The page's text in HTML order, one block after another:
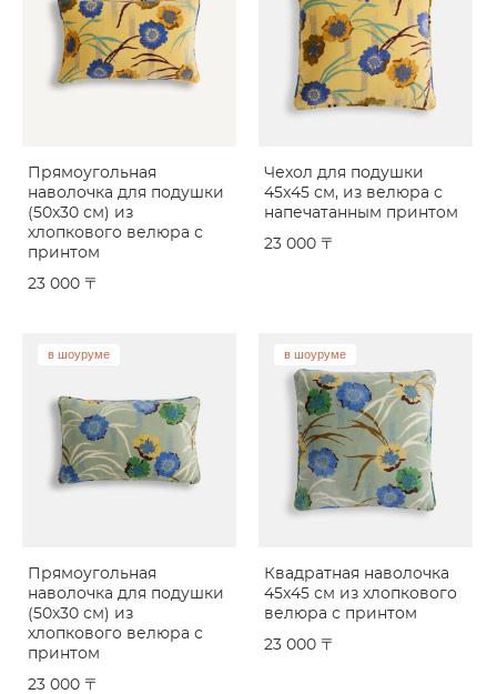
Прямоугольная
наволочка для подушки
(50x30 см) из
хлопкового велюра с
принтом
23 000 〒
Чехол для подушки
45x45 см, из велюра с
напечатанным принтом
23 000 〒
в шоуруме
Прямоугольная
наволочка для подушки
(50x30 см) из
хлопкового велюра с
принтом
23 000 〒
в шоуруме
Квадратная наволочка
45x45 см из хлопкового
велюра с принтом
23 000 〒